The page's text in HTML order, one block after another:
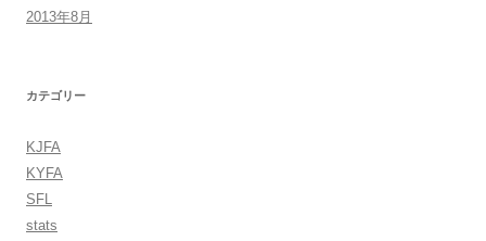
2013年8月
カテゴリー
KJFA
KYFA
SFL
stats